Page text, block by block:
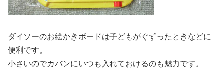
ダイソーのお絵かきボードは子どもがぐずったときなどに
便利です。
小さいのでカバンにいつも入れておけるのも魅力です。